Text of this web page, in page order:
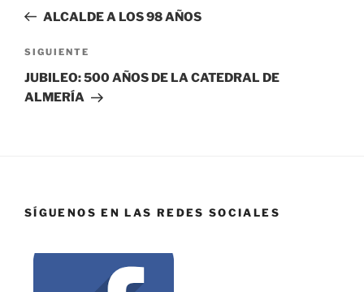
ALCALDE A LOS 98 AÑOS
SIGUIENTE
JUBILEO: 500 AÑOS DE LA CATEDRAL DE
ALMERÍA
SÍGUENOS EN LAS REDES SOCIALES